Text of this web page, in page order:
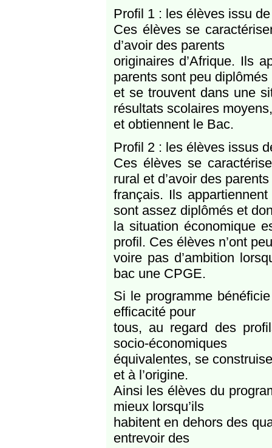
Profil 1 : les élèves issu
Ces élèves se
d’avoir des parents
originaires d’Afrique. Ils
parents sont peu diplômés
et se trouvent dans une
résultats scolaires moyens,
et obtiennent le Bac.
Profil 2 : les élèves issus
Ces élèves se
rural et d’avoir des parents
français. Ils
sont assez diplômés et
la situation économique
profil. Ces élèves n’ont peu
voire pas d’ambition
bac une CPGE.
Si le programme
efficacité pour
tous, au regard des
socio-économiques
équivalentes, se
et à l’origine.
Ainsi les élèves du
mieux lorsqu’ils
habitent en dehors des
entrevoir des